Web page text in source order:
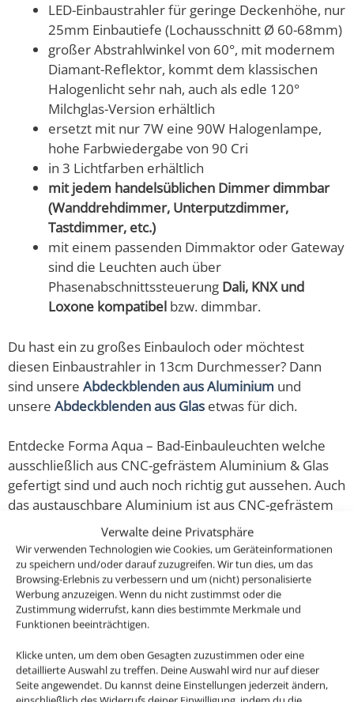
Verwalte deine Privatsphäre
Wir verwenden Technologien wie Cookies, um Geräteinformationen
zu speichern und/oder darauf zuzugreifen. Wir tun dies, um das
Browsing-Erlebnis zu verbessern und um (nicht) personalisierte
Werbung anzuzeigen. Wenn du nicht zustimmst oder die
Zustimmung widerrufst, kann dies bestimmte Merkmale und
Funktionen beeinträchtigen.
Klicke unten, um dem oben Gesagten zuzustimmen oder eine
detaillierte Auswahl zu treffen. Deine Auswahl wird nur auf dieser
Seite angewendet. Du kannst deine Einstellungen jederzeit ändern,
LED-Einbaustrahler für geringe Deckenhöhe, nur
25mm Einbautiefe (Lochausschnitt Ø 60-68mm)
großer Abstrahlwinkel von 60°, mit modernem
Diamant-Reflektor, kommt dem klassischen
Halogenlicht sehr nah, auch als edle 120°
Milchglas-Version erhältlich
ersetzt mit nur 7W eine 90W Halogenlampe,
hohe Farbwiedergabe von 90 Cri
in 3 Lichtfarben erhältlich
mit jedem handelsüblichen Dimmer dimmbar
(Wanddrehdimmer, Unterputzdimmer,
Tastdimmer, etc.)
mit einem passenden Dimmaktor oder Gateway
sind die Leuchten auch über
Phasenabschnittssteuerung Dali, KNX und
Loxone kompatibel bzw. dimmbar.
Du hast ein zu großes Einbauloch oder möchtest
diesen Einbaustrahler in 13cm Durchmesser? Dann
sind unsere Abdeckblenden aus Aluminium und
unsere Abdeckblenden aus Glas etwas für dich.
Entdecke Forma Aqua – Bad-Einbauleuchten welche
ausschließlich aus CNC-gefrästem Aluminium & Glas
gefertigt sind und auch noch richtig gut aussehen. Auch
das austauschbare Aluminium ist aus CNC-gefrästem
Aluminium hergestellt.
Diese ultra flachen, dimmbaren LED-Einbaustrahler
sehen nicht nur super edel & modern aus, sondern
erzeugen auch ein helles und sehr angenehmes Licht
für dein Badezimmer oder auch den überdachten
Energieverbrauch im Gegensatz zu den alten
Halogenlampen.